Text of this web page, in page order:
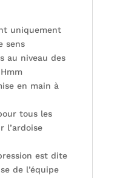
uniquement
sens
au niveau des
en main à
tous les
l’ardoise
est dite
de l’équipe